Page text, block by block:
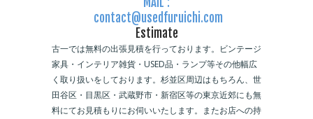
contact@usedfuruichi.com
Estimate
古一では無料の出張見積を行っております。ビンテージ
家具・インテリア雑貨・USED品・ランプ等その他幅広
く取り扱いをしております。杉並区周辺はもちろん、世
田谷区・目黒区・武蔵野市・新宿区等の東京近郊にも無
料にてお見積もりにお伺いいたします。またお店への持